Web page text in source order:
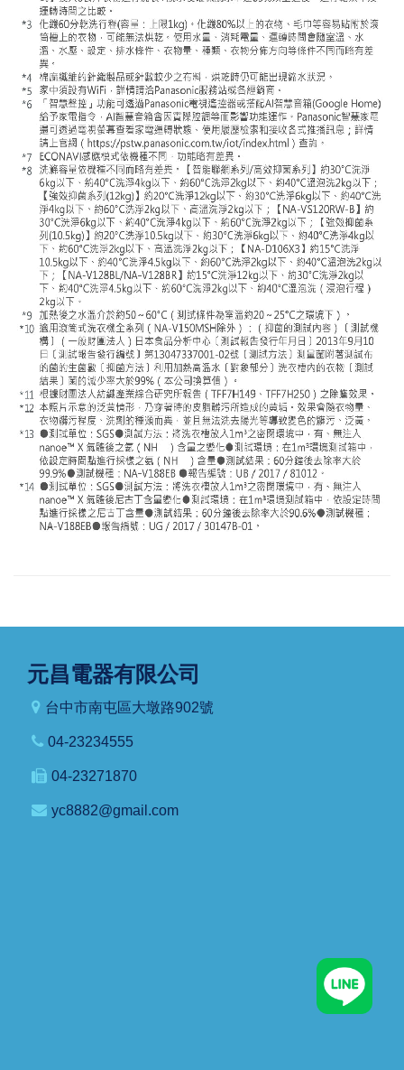
元昌電器有限公司
台中市南屯區大墩路902號
04-23234555
04-23271870
yc8882@gmail.com